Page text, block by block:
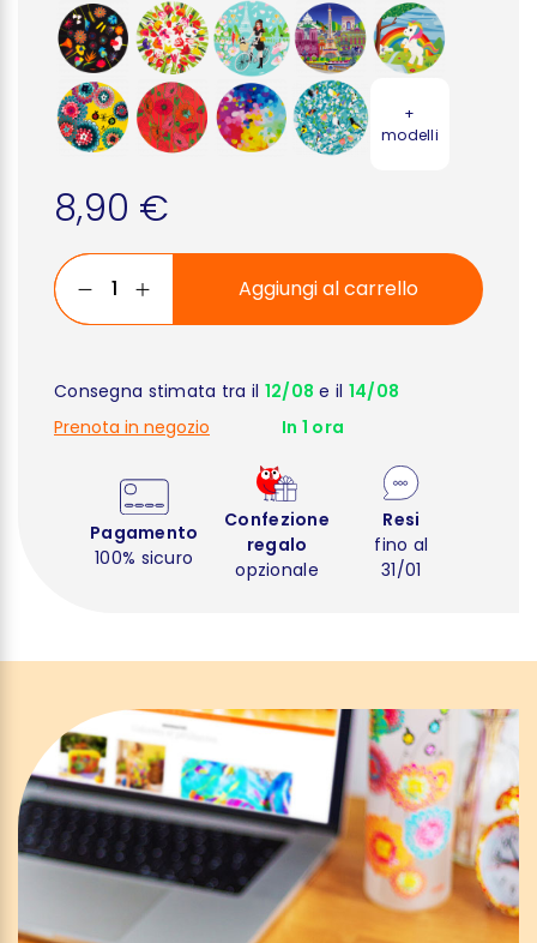
+
modelli
8,90 €
Aggiungi al carrello
Consegna stimata tra il 12/08 e il 14/08
Prenota in negozio
In 1 ora
Pagamento
100% sicuro
Confezione
regalo
opzionale
Resi
fino al
31/01